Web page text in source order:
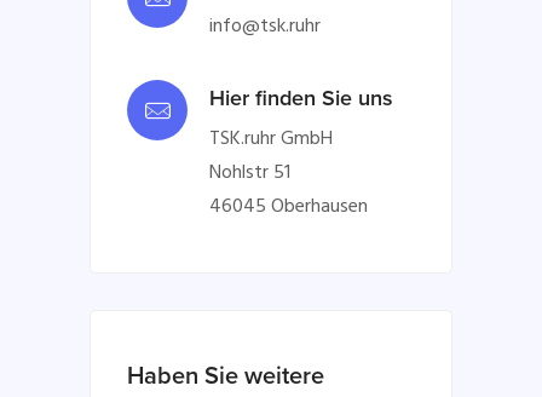
info@tsk.ruhr
Hier finden Sie uns
TSK.ruhr GmbH
Nohlstr 51
46045 Oberhausen
Haben Sie weitere